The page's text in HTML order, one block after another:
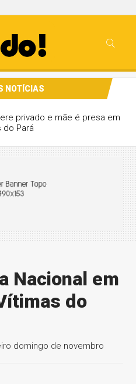
NOTÍCIAS
privado e mãe é presa em
do Pará
Nacional em
do
domingo de novembro